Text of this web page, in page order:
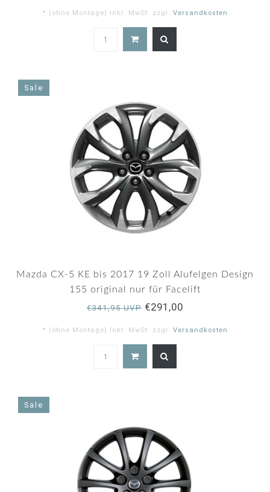
* (ohne Montage) Inkl. MwSt. zzgl. Versandkosten
Sale
Mazda CX-5 KE bis 2017 19 Zoll Alufelgen Design
155 original nur für Facelift
€341,95 UVP €291,00
* (ohne Montage) Inkl. MwSt. zzgl. Versandkosten
Sale